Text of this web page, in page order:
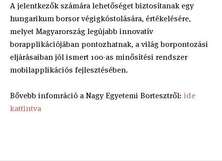
A jelentkezők számára lehetőséget biztosítanak egy
hungarikum borsor végigkóstolására, értékelésére,
melyet Magyarország legújabb innovatív
borapplikációjában pontozhatnak, a világ borpontozási
eljárásaiban jól ismert 100-as minősítési rendszer
mobilapplikációs fejlesztésében.
Bővebb infomráció a Nagy Egyetemi Bortesztről: ide
kattintva